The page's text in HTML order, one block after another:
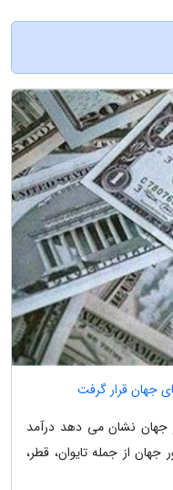
جهان قرار گرفت
آمار بودجه سالیانه 235 کشور جهان نشان می دهد درآمد
دلاری دولت ایران از 197 کشور جهان از جمله تایوان، قطر،